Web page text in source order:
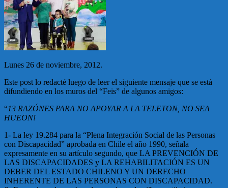
Lunes 26 de noviembre, 2012.
Este post lo redacté luego de leer el siguiente mensaje que se está
difundiendo en los muros del “Feis” de algunos amigos:
“13 RAZÓNES PARA NO APOYAR A LA TELETON, NO SEA
HUEON!
1- La ley 19.284 para la “Plena Integración Social de las Personas
con Discapacidad” aprobada en Chile el año 1990, señala
expresamente en su artículo segundo, que LA PREVENCIÓN DE
LAS DISCAPACIDADES y LA REHABILITACIÓN ES UN
DEBER DEL ESTADO CHILENO Y UN DERECHO
INHERENTE DE LAS PERSONAS CON DISCAPACIDAD.